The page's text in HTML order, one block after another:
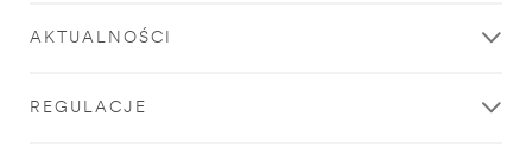
AKTUALNOŚCI
REGULACJE